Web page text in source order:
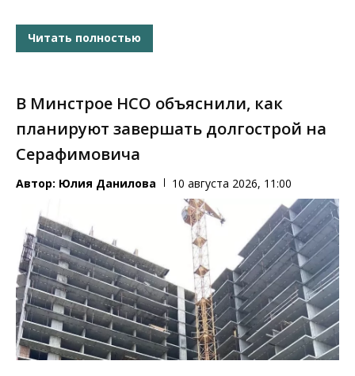
Читать полностью
В Минстрое НСО объяснили, как
планируют завершать долгострой на
Серафимовича
Автор: Юлия Данилова 10 августа 2026, 11:00